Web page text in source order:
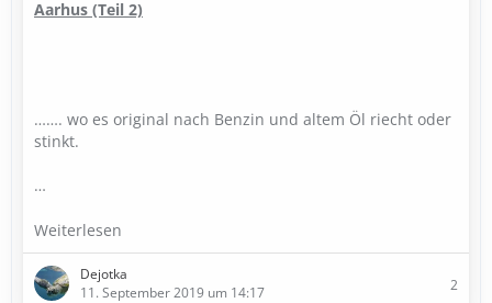
Aarhus (Teil 2)
……. wo es original nach Benzin und altem Öl riecht oder
stinkt.
…
Weiterlesen
Dejotka
11. September 2019 um 14:17
2